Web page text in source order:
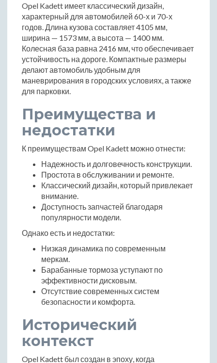
Opel Kadett имеет классический дизайн,
характерный для автомобилей 60-х и 70-х
годов. Длина кузова составляет 4105 мм,
ширина — 1573 мм, а высота — 1400 мм.
Колесная база равна 2416 мм, что обеспечивает
устойчивость на дороге. Компактные размеры
делают автомобиль удобным для
маневрирования в городских условиях, а также
для парковки.
Преимущества и
недостатки
К преимуществам Opel Kadett можно отнести:
Надежность и долговечность конструкции.
Простота в обслуживании и ремонте.
Классический дизайн, который привлекает
внимание.
Доступность запчастей благодаря
популярности модели.
Однако есть и недостатки:
Низкая динамика по современным
меркам.
Барабанные тормоза уступают по
эффективности дисковым.
Отсутствие современных систем
безопасности и комфорта.
Исторический
контекст
Opel Kadett был создан в эпоху, когда